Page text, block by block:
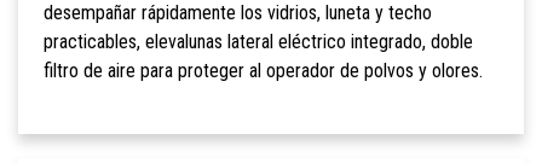
desempañar rápidamente los vidrios, luneta y techo
practicables, elevalunas lateral eléctrico integrado, doble
filtro de aire para proteger al operador de polvos y olores.